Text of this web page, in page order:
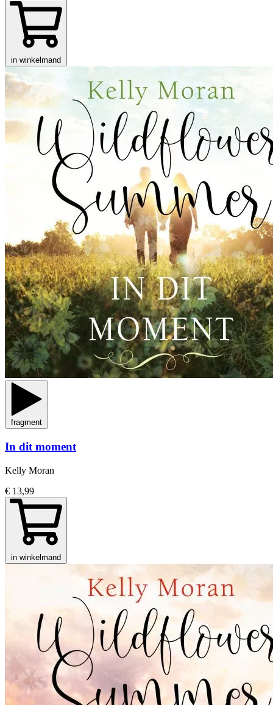
in winkelmand
fragment
In dit moment
Kelly Moran
€ 13,99
in winkelmand